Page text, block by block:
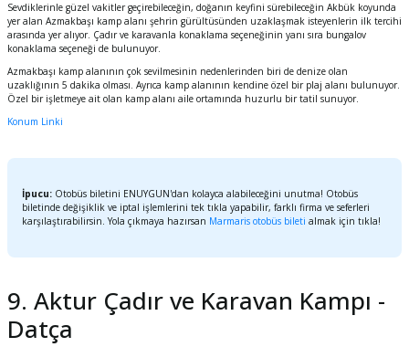
Sevdiklerinle güzel vakitler geçirebileceğin, doğanın keyfini sürebileceğin Akbük koyunda
yer alan Azmakbaşı kamp alanı şehrin gürültüsünden uzaklaşmak isteyenlerin ilk tercihi
arasında yer alıyor. Çadır ve karavanla konaklama seçeneğinin yanı sıra bungalov
konaklama seçeneği de bulunuyor.
Azmakbaşı kamp alanının çok sevilmesinin nedenlerinden biri de denize olan
uzaklığının 5 dakika olması. Ayrıca kamp alanının kendine özel bir plaj alanı bulunuyor.
Özel bir işletmeye ait olan kamp alanı aile ortamında huzurlu bir tatil sunuyor.
Konum Linki
İpucu: Otobüs biletini ENUYGUN'dan kolayca alabileceğini unutma! Otobüs
biletinde değişiklik ve iptal işlemlerini tek tıkla yapabilir, farklı firma ve seferleri
karşılaştırabilirsin. Yola çıkmaya hazırsan Marmaris otobüs bileti almak için tıkla!
9. Aktur Çadır ve Karavan Kampı -
Datça